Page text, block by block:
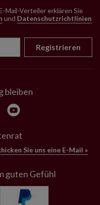
Mail-Verteiler erklären Sie
und Datenschutzrichtlinien
Registrieren
bleiben
Sie uns eine E-Mail »
guten Gefühl